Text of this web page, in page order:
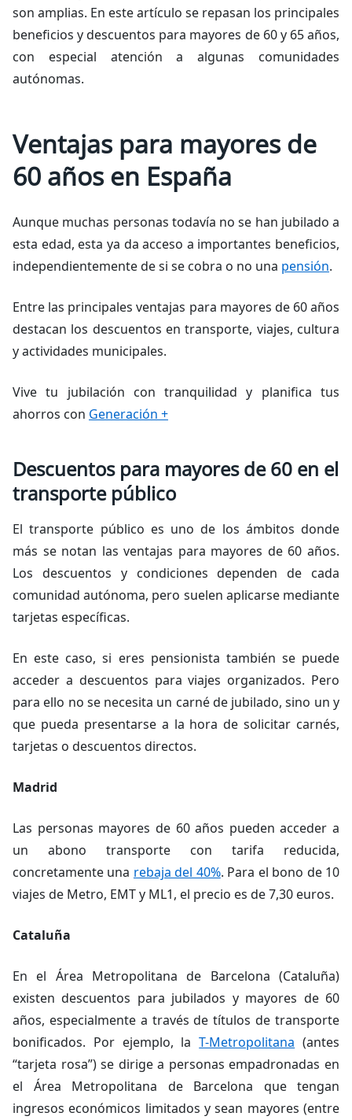
son amplias. En este artículo se repasan los principales
beneficios y descuentos para mayores de 60 y 65 años,
con especial atención a algunas comunidades
autónomas.
Ventajas para mayores de
60 años en España
Aunque muchas personas todavía no se han jubilado a
esta edad, esta ya da acceso a importantes beneficios,
independientemente de si se cobra o no una pensión.
Entre las principales ventajas para mayores de 60 años
destacan los descuentos en transporte, viajes, cultura
y actividades municipales.
Vive tu jubilación con tranquilidad y planifica tus
ahorros con Generación +
Descuentos para mayores de 60 en el
transporte público
El transporte público es uno de los ámbitos donde
más se notan las ventajas para mayores de 60 años.
Los descuentos y condiciones dependen de cada
comunidad autónoma, pero suelen aplicarse mediante
tarjetas específicas.
En este caso, si eres pensionista también se puede
acceder a descuentos para viajes organizados. Pero
para ello no se necesita un carné de jubilado, sino un y
que pueda presentarse a la hora de solicitar carnés,
tarjetas o descuentos directos.
Madrid
Las personas mayores de 60 años pueden acceder a
un abono transporte con tarifa reducida,
concretamente una rebaja del 40%. Para el bono de 10
viajes de Metro, EMT y ML1, el precio es de 7,30 euros.
Cataluña
En el Área Metropolitana de Barcelona (Cataluña)
existen descuentos para jubilados y mayores de 60
años, especialmente a través de títulos de transporte
bonificados. Por ejemplo, laT-Metropolitana (antes
“tarjeta rosa”) se dirige a personas empadronadas en
el Área Metropolitana de Barcelona que tengan
ingresos económicos limitados y sean mayores (entre